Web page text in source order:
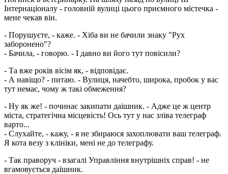
Інтернаціоналу - головній вулиці цього приємного містечка -
мене чекав він.
- Порушуєте, - каже. - Хіба ви не бачили знаку "Рух
заборонено"?
- Бачила, - говорю. - І давно ви його тут повісили?
- Та вже років вісім як, - відповідає.
- А навіщо? - питаю. - Вулиця, начебто, широка, пробок у вас
тут немає, чому ж такі обмеження?
- Ну як же! - починає закипати даішник. - Адже це ж центр
міста, стратегічна місцевість! Ось тут у нас зліва телеграф
варто...
- Слухайте, - кажу, - я не збираюся захоплювати ваш телеграф.
Я кота везу з клініки, мені не до телеграфу.
- Так праворуч - взагалі Управління внутрішніх справ! - не
вгамовується даїшник.